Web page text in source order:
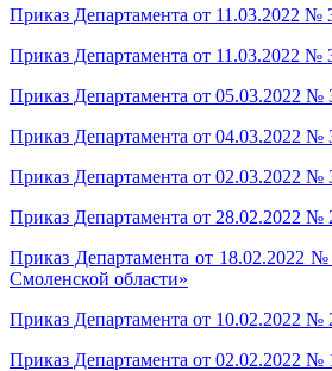
Приказ Департамента от 11.03.2022 №
Приказ Департамента от 11.03.2022 №
Приказ Департамента от 05.03.2022 №
Приказ Департамента от 04.03.2022 №
Приказ Департамента от 02.03.2022 №
Приказ Департамента от 28.02.2022 №
Приказ Департамента от 18.02.2022 №
Смоленской области»
Приказ Департамента от 10.02.2022 №
Приказ Департамента от 02.02.2022 №